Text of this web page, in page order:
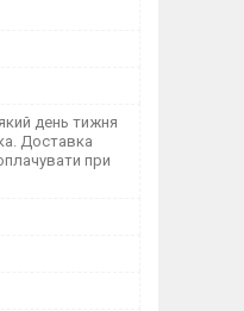
день тижня
Доставка
при